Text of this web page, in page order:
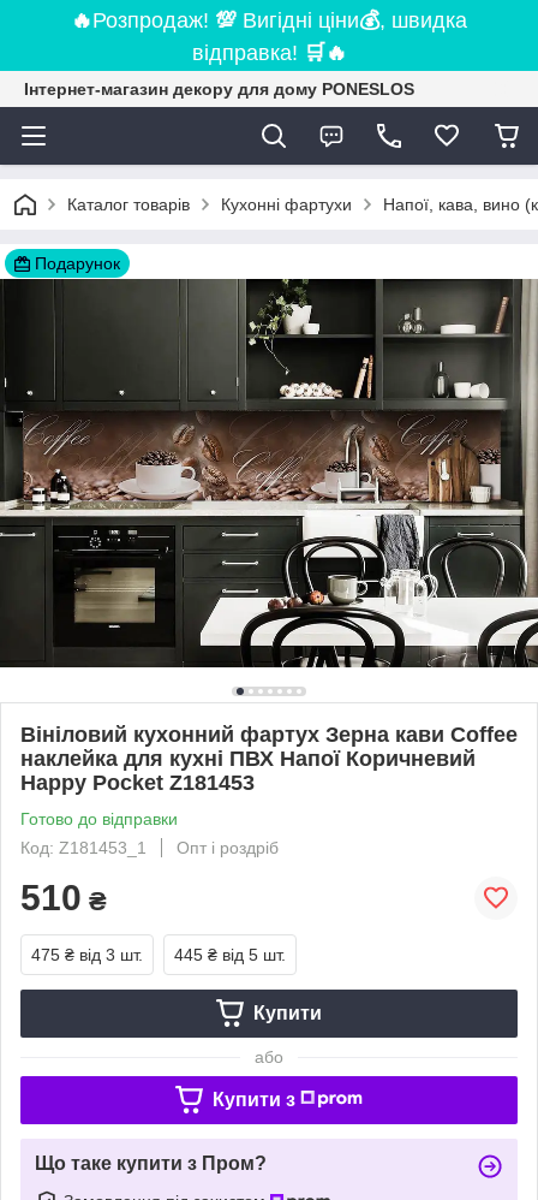
🔥Розпродаж! 💯 Вигідні ціни💰, швидка
відправка! 🛒 🔥
Інтернет-магазин декору для дому PONESLOS
Каталог товарів Кухонні фартухи Напої, кава, вино
Подарунок
Вініловий кухонний фартух Зерна кави Coffee
наклейка для кухні ПВХ Напої Коричневий
Happy Pocket Z181453
Готово до відправки
Код: Z181453_1
Опт і роздріб
510 ₴
475 ₴ від 3 шт. 445 ₴ від 5 шт.
Купити
або
Купити з
Що таке купити з Пром?